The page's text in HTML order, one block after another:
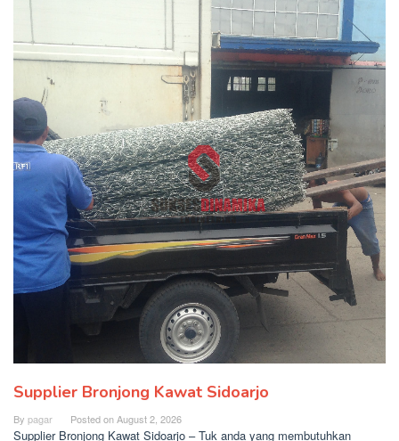
Supplier Bronjong Kawat Sidoarjo
By pagar Posted onAugust 2, 2026
Supplier Bronjong Kawat Sidoarjo – Tuk anda yang membutuhkan